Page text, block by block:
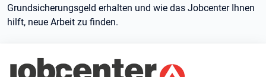
Grundsicherungsgeld erhalten und wie das Jobcenter Ihnen
hilft, neue Arbeit zu finden.
Branding-Bereich Beschreibung